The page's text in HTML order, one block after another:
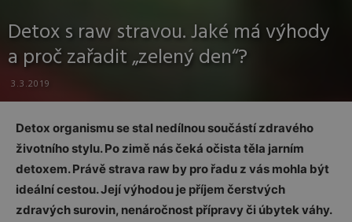
Detox s raw stravou. Jaké má výhody
a proč zařadit „zelený den“?
3.3.2019
Detox organismu se stal nedílnou součástí zdravého
životního stylu. Po zimě nás čeká očista těla jarním
detoxem. Právě strava raw by pro řadu z vás mohla být
ideální cestou. Její výhodou je příjem čerstvých
zdravých surovin, nenáročnost přípravy či úbytek váhy.